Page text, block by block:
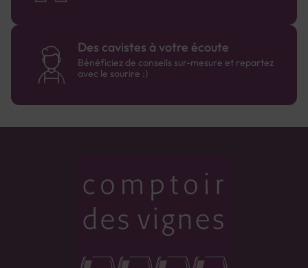
Des cavistes à votre écoute
Bénéficiez de conseils sur-mesure et repartez
avec le sourire :)